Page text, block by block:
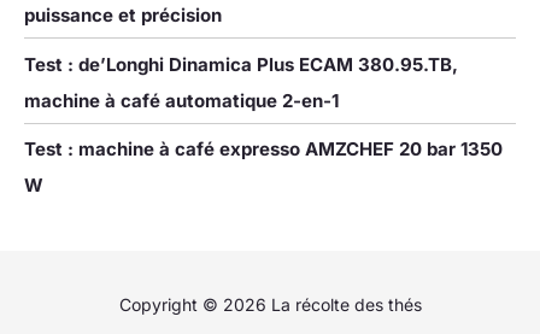
puissance et précision
Test : de’Longhi Dinamica Plus ECAM 380.95.TB,
machine à café automatique 2-en-1
Test : machine à café expresso AMZCHEF 20 bar 1350
W
Copyright © 2026 La récolte des thés